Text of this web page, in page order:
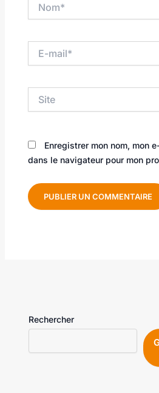
mail*
Enregistrer mon nom, mon
dans le navigateur pour mon
Rechercher